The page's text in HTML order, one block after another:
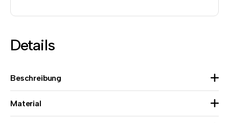
Details
Beschreibung
Material